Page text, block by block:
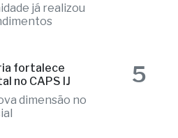
já realizou
fortalece
no CAPS IJ
dimensão no
5